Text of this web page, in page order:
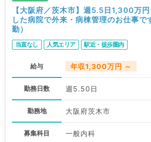
【大阪府／茨木市】週5.5日1,300万
した病院で外来・病棟管理のお仕事で
勤）
当直なし 人気エリア 駅近・徒歩圏内
給与 年収1,300万円 ～
勤務日数 週5.50日
勤務地 大阪府茨木市
募集科目 一般内科